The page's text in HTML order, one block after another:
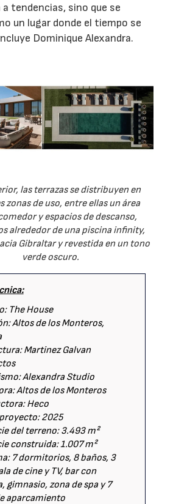
a tendencias, sino que se
un lugar donde el tiempo se
Dominique Alexandra.
las terrazas se distribuyen en
zonas de uso, entre ellas un área
y espacios de descanso,
alrededor de una piscina infinity,
Gibraltar y revestida en un tono
verde oscuro.
The House
Altos de los Monteros,
Martinez Galvan
Alexandra Studio
Altos de los Monteros
Heco
2025
del terreno: 3.493 m²
construida: 1.007 m²
7 dormitorios, 8 baños, 3
de cine y TV, bar con
gimnasio, zona de spa y 7
aparcamiento